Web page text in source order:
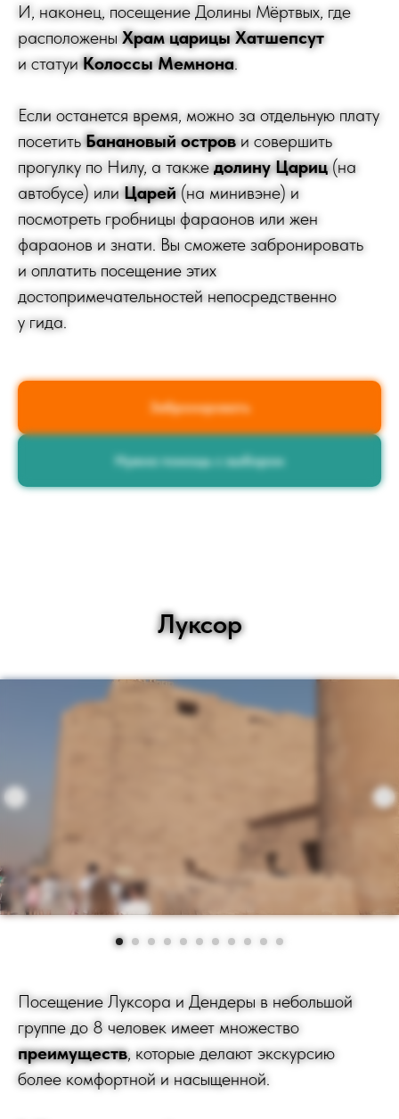
И, наконец, посещение Долины Мёртвых, где
расположеныХрам царицы Хатшепсут
и статуиКолоссы Мемнона.
Если останется время, можно за отдельную плату
посетитьБанановый острови совершить
прогулку по Нилу, а такжедолину Цариц(на
автобусе) илиЦарей(на минивэне) и
посмотреть гробницы фараонов или жен
фараонов и знати. Вы сможете забронировать
и оплатить посещение этих
достопримечательностей непосредственно
у гида.
Забронировать
Нужна помощь с выбором
Луксор
Посещение Луксора и Дендеры в небольшой
группе до 8 человек имеет множество
преимуществ, которые делают экскурсию
более комфортной и насыщенной.